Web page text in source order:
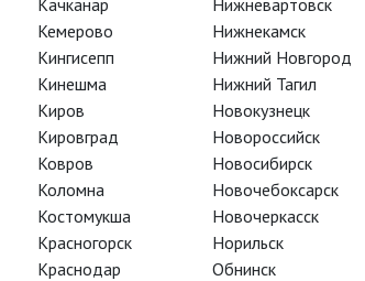
Качканар
Кемерово
Кингисепп
Кинешма
Киров
Кировград
Ковров
Коломна
Костомукша
Красногорск
Краснодар
Нижневартовск
Нижнекамск
Нижний Новгород
Нижний Тагил
Новокузнецк
Новороссийск
Новосибирск
Новочебоксарск
Новочеркасск
Норильск
Обнинск